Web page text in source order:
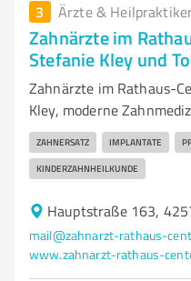
3 Ärzte &
Zahnärzte im
Stefanie Kley und
Zahnärzte im Rathaus-
Kley, moderne
ZAHNERSATZ IMPLANTATE
KINDERZAHNHEILKUNDE
Hauptstraße 163,
mail@zahnarzt-rathaus-
www.zahnarzt-rathaus-